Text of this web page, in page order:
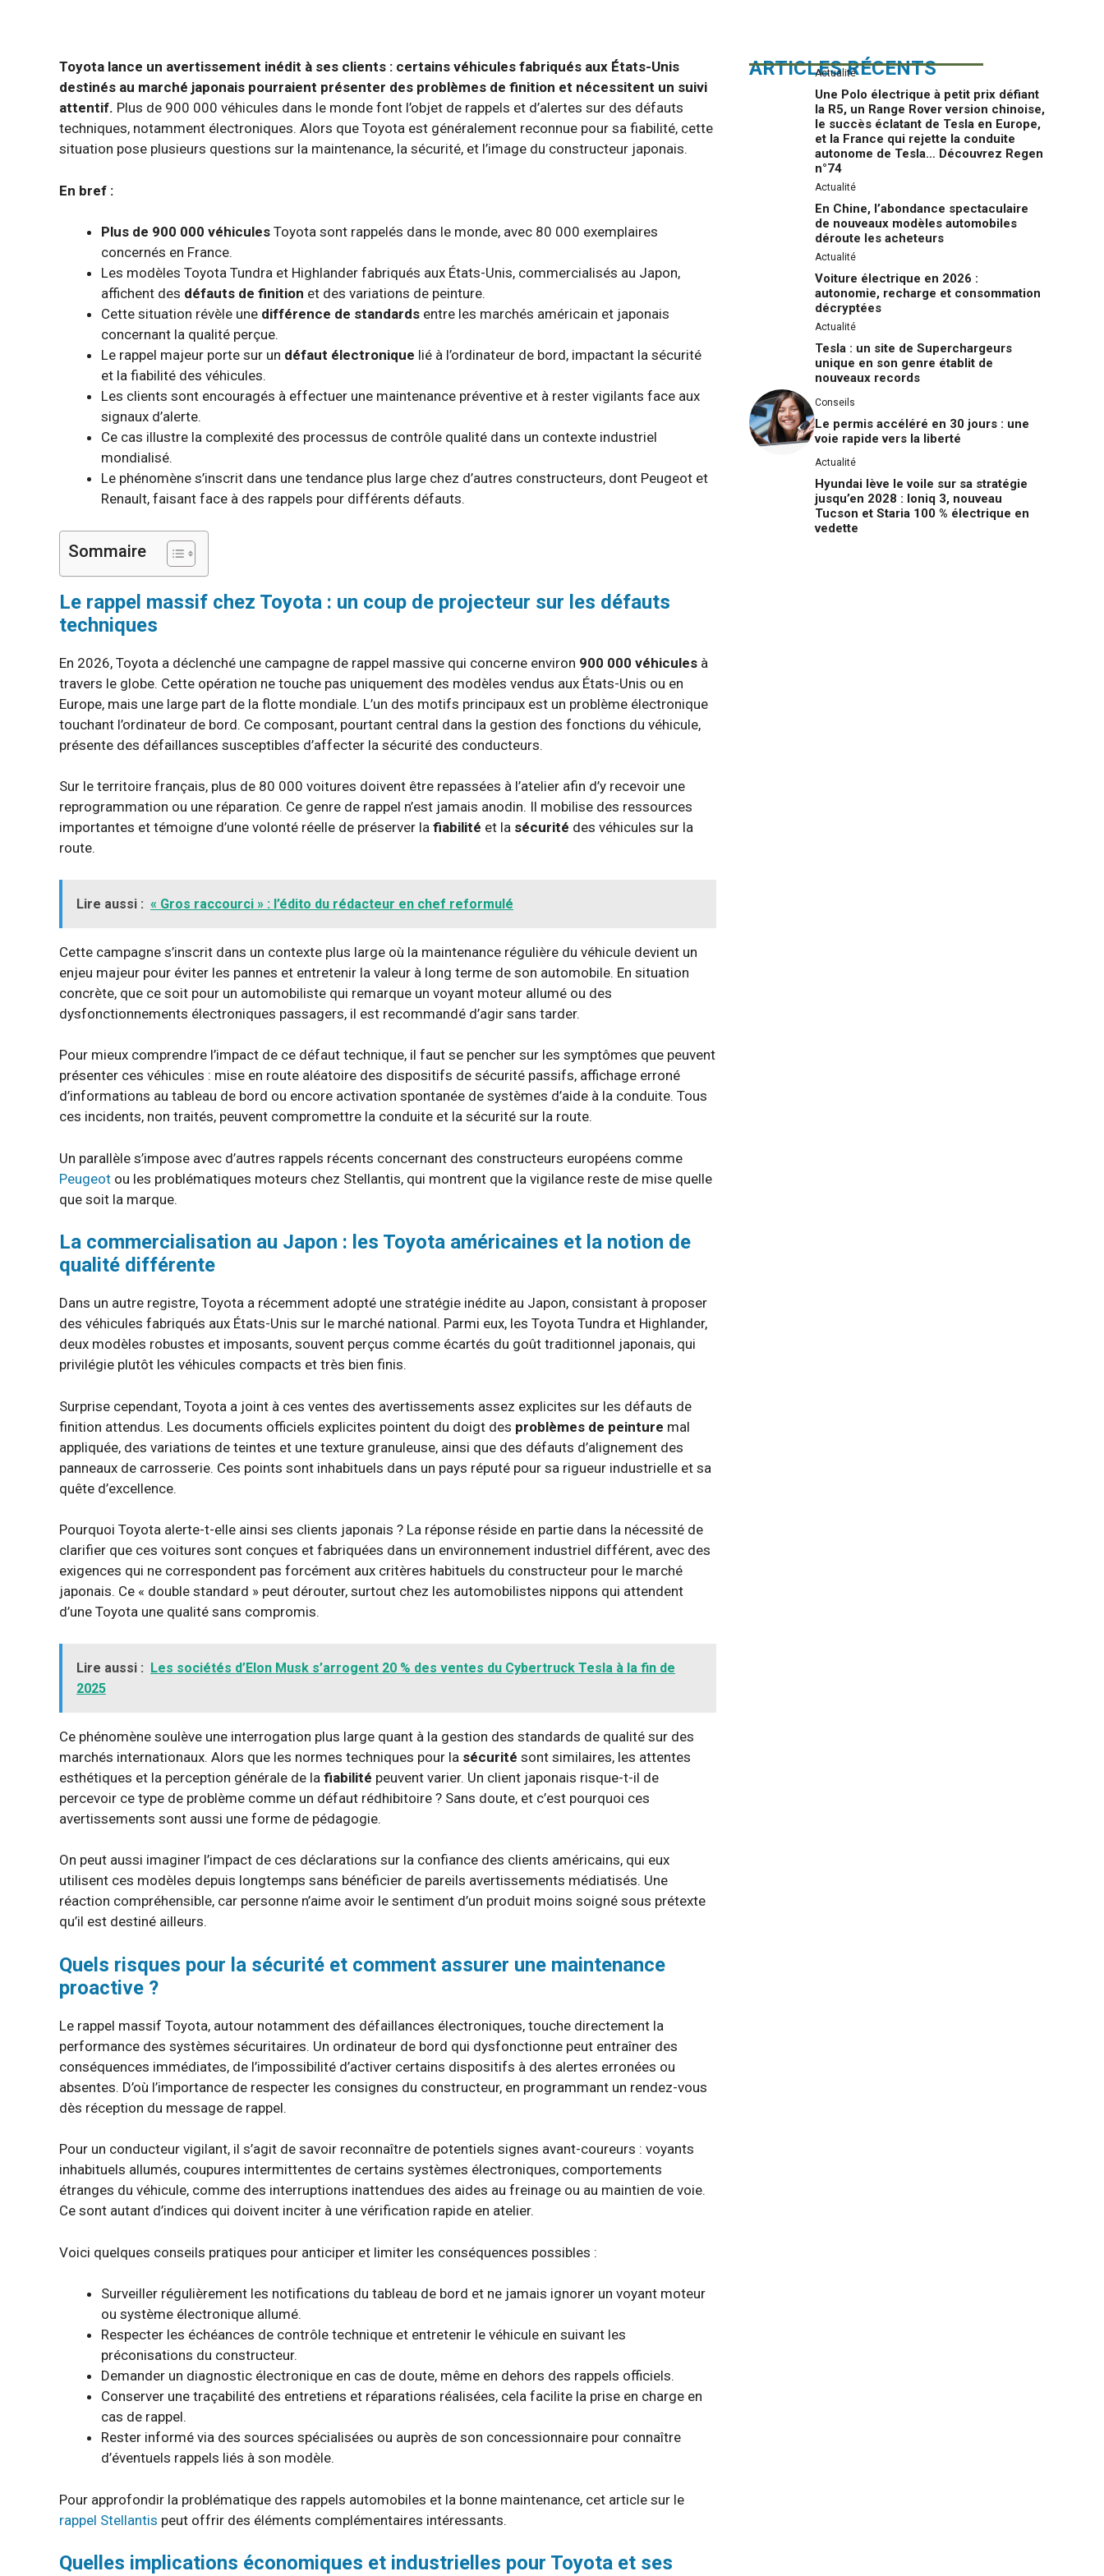
Toyota lance un avertissement inédit à ses clients : certains véhicules fabriqués aux États-Unis
destinés au marché japonais pourraient présenter des problèmes de finition et nécessitent un suivi
attentif. Plus de 900 000 véhicules dans le monde font l’objet de rappels et d’alertes sur des défauts
techniques, notamment électroniques. Alors que Toyota est généralement reconnue pour sa fiabilité, cette
situation pose plusieurs questions sur la maintenance, la sécurité, et l’image du constructeur japonais.
En bref :
Plus de 900 000 véhicules Toyota sont rappelés dans le monde, avec 80 000 exemplaires
concernés en France.
Les modèles Toyota Tundra et Highlander fabriqués aux États-Unis, commercialisés au Japon,
affichent des défauts de finition et des variations de peinture.
Cette situation révèle une différence de standards entre les marchés américain et japonais
concernant la qualité perçue.
Le rappel majeur porte sur un défaut électronique lié à l’ordinateur de bord, impactant la sécurité
et la fiabilité des véhicules.
Les clients sont encouragés à effectuer une maintenance préventive et à rester vigilants face aux
signaux d’alerte.
Ce cas illustre la complexité des processus de contrôle qualité dans un contexte industriel
mondialisé.
Le phénomène s’inscrit dans une tendance plus large chez d’autres constructeurs, dont Peugeot et
Renault, faisant face à des rappels pour différents défauts.
Sommaire
Le rappel massif chez Toyota : un coup de projecteur sur les défauts
techniques
En 2026, Toyota a déclenché une campagne de rappel massive qui concerne environ 900 000 véhicules à
travers le globe. Cette opération ne touche pas uniquement des modèles vendus aux États-Unis ou en
Europe, mais une large part de la flotte mondiale. L’un des motifs principaux est un problème électronique
touchant l’ordinateur de bord. Ce composant, pourtant central dans la gestion des fonctions du véhicule,
présente des défaillances susceptibles d’affecter la sécurité des conducteurs.
Sur le territoire français, plus de 80 000 voitures doivent être repassées à l’atelier afin d’y recevoir une
reprogrammation ou une réparation. Ce genre de rappel n’est jamais anodin. Il mobilise des ressources
importantes et témoigne d’une volonté réelle de préserver la fiabilité et la sécurité des véhicules sur la
route.
Lire aussi : « Gros raccourci » : l’édito du rédacteur en chef reformulé
Cette campagne s’inscrit dans un contexte plus large où la maintenance régulière du véhicule devient un
enjeu majeur pour éviter les pannes et entretenir la valeur à long terme de son automobile. En situation
concrète, que ce soit pour un automobiliste qui remarque un voyant moteur allumé ou des
dysfonctionnements électroniques passagers, il est recommandé d’agir sans tarder.
Pour mieux comprendre l’impact de ce défaut technique, il faut se pencher sur les symptômes que peuvent
présenter ces véhicules : mise en route aléatoire des dispositifs de sécurité passifs, affichage erroné
d’informations au tableau de bord ou encore activation spontanée de systèmes d’aide à la conduite. Tous
ces incidents, non traités, peuvent compromettre la conduite et la sécurité sur la route.
Un parallèle s’impose avec d’autres rappels récents concernant des constructeurs européens comme
Peugeot ou les problématiques moteurs chez Stellantis, qui montrent que la vigilance reste de mise quelle
que soit la marque.
La commercialisation au Japon : les Toyota américaines et la notion de
qualité différente
Dans un autre registre, Toyota a récemment adopté une stratégie inédite au Japon, consistant à proposer
des véhicules fabriqués aux États-Unis sur le marché national. Parmi eux, les Toyota Tundra et Highlander,
deux modèles robustes et imposants, souvent perçus comme écartés du goût traditionnel japonais, qui
privilégie plutôt les véhicules compacts et très bien finis.
Surprise cependant, Toyota a joint à ces ventes des avertissements assez explicites sur les défauts de
finition attendus. Les documents officiels explicites pointent du doigt des problèmes de peinture mal
appliquée, des variations de teintes et une texture granuleuse, ainsi que des défauts d’alignement des
panneaux de carrosserie. Ces points sont inhabituels dans un pays réputé pour sa rigueur industrielle et sa
quête d’excellence.
Pourquoi Toyota alerte-t-elle ainsi ses clients japonais ? La réponse réside en partie dans la nécessité de
clarifier que ces voitures sont conçues et fabriquées dans un environnement industriel différent, avec des
exigences qui ne correspondent pas forcément aux critères habituels du constructeur pour le marché
japonais. Ce « double standard » peut dérouter, surtout chez les automobilistes nippons qui attendent
d’une Toyota une qualité sans compromis.
Lire aussi : Les sociétés d’Elon Musk s’arrogent 20 % des ventes du Cybertruck Tesla à la fin de
2025
Ce phénomène soulève une interrogation plus large quant à la gestion des standards de qualité sur des
marchés internationaux. Alors que les normes techniques pour la sécurité sont similaires, les attentes
esthétiques et la perception générale de la fiabilité peuvent varier. Un client japonais risque-t-il de
percevoir ce type de problème comme un défaut rédhibitoire ? Sans doute, et c’est pourquoi ces
avertissements sont aussi une forme de pédagogie.
On peut aussi imaginer l’impact de ces déclarations sur la confiance des clients américains, qui eux
utilisent ces modèles depuis longtemps sans bénéficier de pareils avertissements médiatisés. Une
réaction compréhensible, car personne n’aime avoir le sentiment d’un produit moins soigné sous prétexte
qu’il est destiné ailleurs.
Quels risques pour la sécurité et comment assurer une maintenance
proactive ?
Le rappel massif Toyota, autour notamment des défaillances électroniques, touche directement la
performance des systèmes sécuritaires. Un ordinateur de bord qui dysfonctionne peut entraîner des
conséquences immédiates, de l’impossibilité d’activer certains dispositifs à des alertes erronées ou
absentes. D’où l’importance de respecter les consignes du constructeur, en programmant un rendez-vous
dès réception du message de rappel.
Pour un conducteur vigilant, il s’agit de savoir reconnaître de potentiels signes avant-coureurs : voyants
inhabituels allumés, coupures intermittentes de certains systèmes électroniques, comportements
étranges du véhicule, comme des interruptions inattendues des aides au freinage ou au maintien de voie.
Ce sont autant d’indices qui doivent inciter à une vérification rapide en atelier.
Voici quelques conseils pratiques pour anticiper et limiter les conséquences possibles :
Surveiller régulièrement les notifications du tableau de bord et ne jamais ignorer un voyant moteur
ou système électronique allumé.
Respecter les échéances de contrôle technique et entretenir le véhicule en suivant les
préconisations du constructeur.
Demander un diagnostic électronique en cas de doute, même en dehors des rappels officiels.
Conserver une traçabilité des entretiens et réparations réalisées, cela facilite la prise en charge en
cas de rappel.
Rester informé via des sources spécialisées ou auprès de son concessionnaire pour connaître
d’éventuels rappels liés à son modèle.
Pour approfondir la problématique des rappels automobiles et la bonne maintenance, cet article sur le
rappel Stellantis peut offrir des éléments complémentaires intéressants.
Quelles implications économiques et industrielles pour Toyota et ses
ARTICLES RÉCENTS
Actualité
Une Polo électrique à petit prix défiant
la R5, un Range Rover version chinoise,
le succès éclatant de Tesla en Europe,
et la France qui rejette la conduite
autonome de Tesla… Découvrez Regen
n°74
Actualité
En Chine, l’abondance spectaculaire
de nouveaux modèles automobiles
déroute les acheteurs
Actualité
Voiture électrique en 2026 :
autonomie, recharge et consommation
décryptées
Actualité
Tesla : un site de Superchargeurs
unique en son genre établit de
nouveaux records
Conseils
Le permis accéléré en 30 jours : une
voie rapide vers la liberté
Actualité
Hyundai lève le voile sur sa stratégie
jusqu’en 2028 : Ioniq 3, nouveau
Tucson et Staria 100 % électrique en
vedette